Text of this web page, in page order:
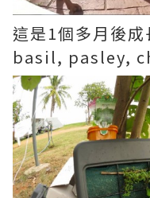
這是1個多月後
basil, pasley,